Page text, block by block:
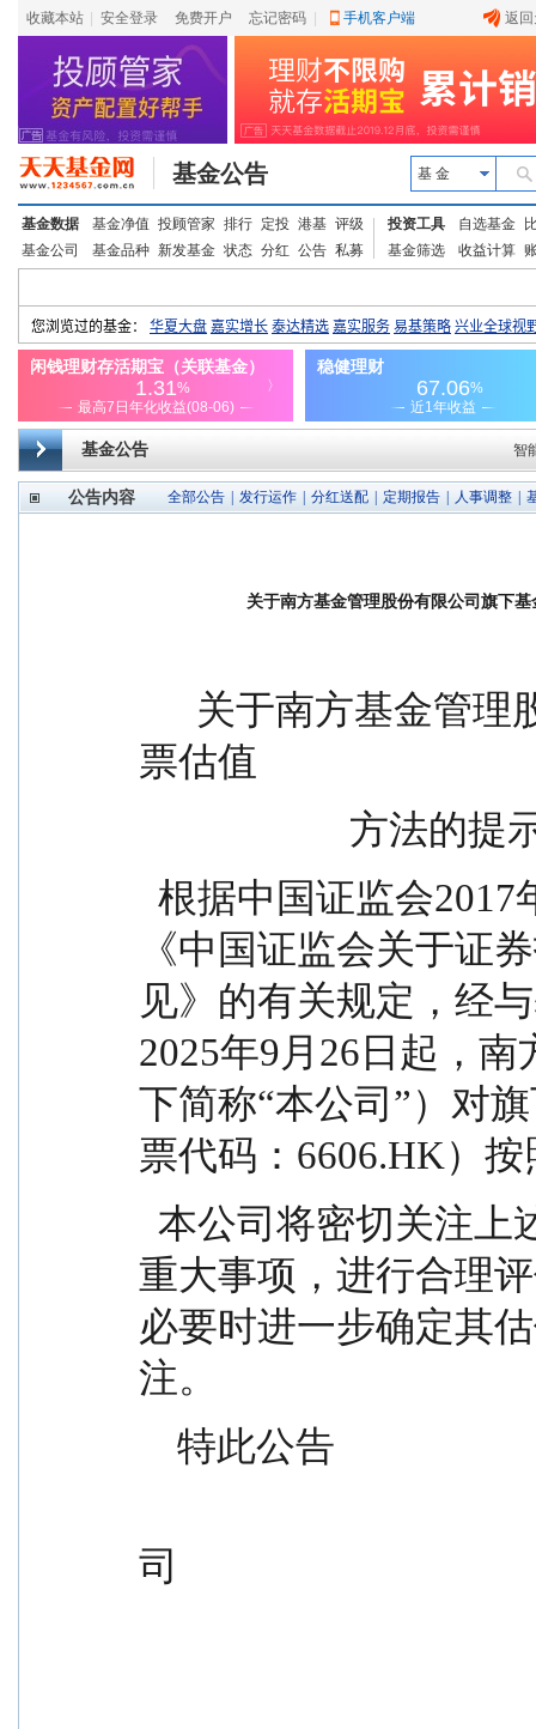
收藏本站 安全登录 免费开户 忘记密码 手机客户端 返
基金公告 基 金
基金数据 基金净值 投顾管家 排行 定投 港基 评级
基金公司
基金品种 新发基金 状态 分红 公告 私募
投资工具 自选基金
基金筛选
收益计算
基金公告 智
公告内容 全部公告 发行运作 分红送配 定期报告 人事调整
关于南方基金管理股份有限公司旗下
票估值
《中国证监会关于证
见》的有关规定，经
2025年9月26日起，
下简称“本公司”）对
票代码：6606.HK）
重大事项，进行合理
必要时进一步确定其
注。
    特此公告
司